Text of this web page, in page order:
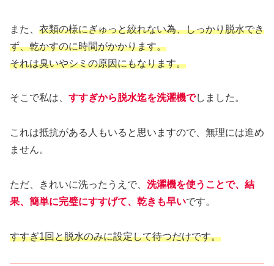
また、 衣類の様にぎゅっと絞れない為、しっかり脱水でき
ず、乾かすのに時間がかかります。
それは臭いやシミの原因にもなります。
そこで私は、 すすぎから脱水迄を洗濯機でしました。
これは抵抗がある人もいると思いますので、無理には進め
ません。
ただ、きれいに洗ったうえで、 洗濯機を使うことで、結
果、簡単に完璧にすすげて、乾きも早いです。
すすぎ1回と脱水のみに設定して待つだけです。